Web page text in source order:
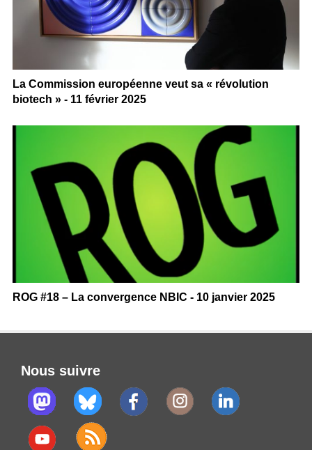
La Commission européenne veut sa « révolution
biotech » - 11 février 2025
ROG #18 – La convergence NBIC - 10 janvier 2025
Nous suivre